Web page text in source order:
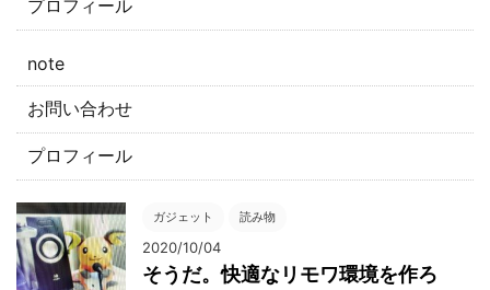
プロフィール
note
お問い合わせ
プロフィール
ガジェット 読み物
2020/10/04
そうだ。快適なリモワ環境を作ろ